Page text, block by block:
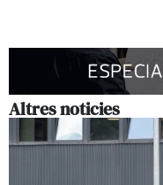
Altres noticies